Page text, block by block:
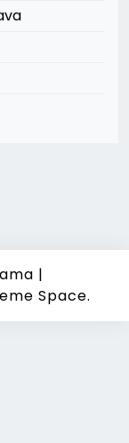
|
Space.